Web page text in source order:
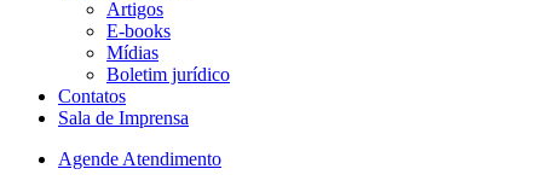
Artigos
E-books
Mídias
Boletim jurídico
Contatos
Sala de Imprensa
Agende Atendimento